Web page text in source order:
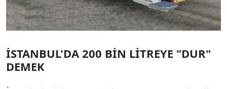
İSTANBUL'DA 200 BİN LİTREYE "DUR"
DEMEK